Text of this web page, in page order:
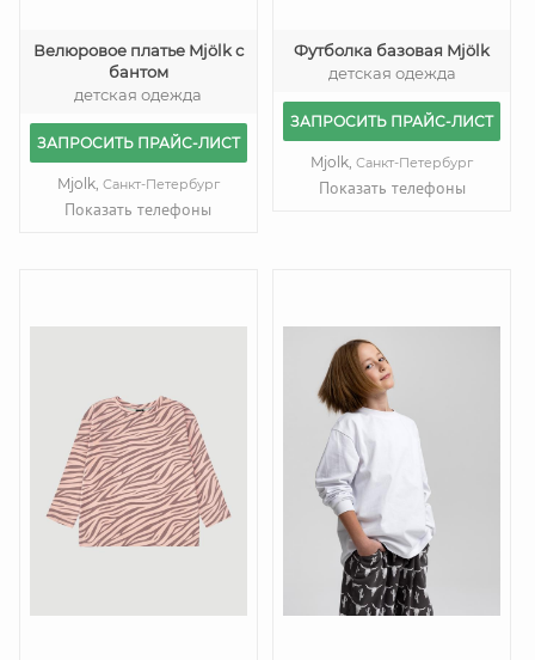
Велюровое платье Mjölk с
бантом
детская одежда
ЗАПРОСИТЬ ПРАЙС-ЛИСТ
Mjolk, Санкт-Петербург
Показать телефоны
Футболка базовая Mjölk
детская одежда
ЗАПРОСИТЬ ПРАЙС-ЛИСТ
Mjolk,Санкт-Петербург
Показать телефоны